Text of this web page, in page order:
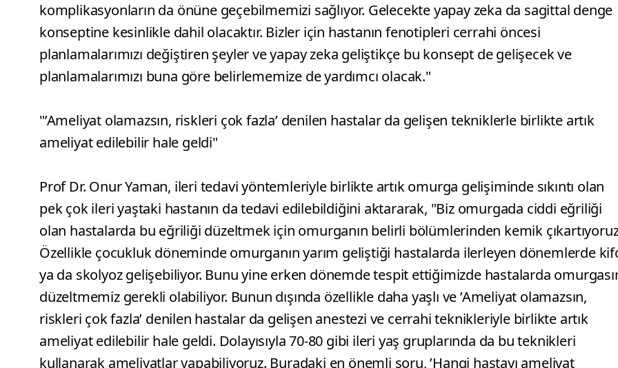
komplikasyonların da önüne geçebilmemizi sağlıyor. Gelecekte yapay zeka da sagittal denge
konseptine kesinlikle dahil olacaktır. Bizler için hastanın fenotipleri cerrahi öncesi
planlamalarımızı değiştiren şeyler ve yapay zeka geliştikçe bu konsept de gelişecek ve
planlamalarımızı buna göre belirlememize de yardımcı olacak."
"’Ameliyat olamazsın, riskleri çok fazla’ denilen hastalar da gelişen tekniklerle birlikte artık
ameliyat edilebilir hale geldi"
Prof Dr. Onur Yaman, ileri tedavi yöntemleriyle birlikte artık omurga gelişiminde sıkıntı olan
pek çok ileri yaştaki hastanın da tedavi edilebildiğini aktararak, "Biz omurgada ciddi eğriliği
olan hastalarda bu eğriliği düzeltmek için omurganın belirli bölümlerinden kemik
Özellikle çocukluk döneminde omurganın yarım geliştiği hastalarda ilerleyen dönemlerde
ya da skolyoz gelişebiliyor. Bunu yine erken dönemde tespit ettiğimizde hastalarda
düzeltmemiz gerekli olabiliyor. Bunun dışında özellikle daha yaşlı ve ’Ameliyat olamazsın,
riskleri çok fazla’ denilen hastalar da gelişen anestezi ve cerrahi teknikleriyle birlikte artık
ameliyat edilebilir hale geldi. Dolayısıyla 70-80 gibi ileri yaş gruplarında da bu teknikleri
kullanarak ameliyatlar yapabiliyoruz. Buradaki en önemli soru, ’Hangi hastayı ameliyat